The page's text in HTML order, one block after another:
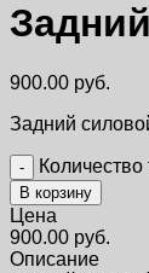
900.00 руб.
Задний
В корзину
Цена
900.00 руб.
Описание